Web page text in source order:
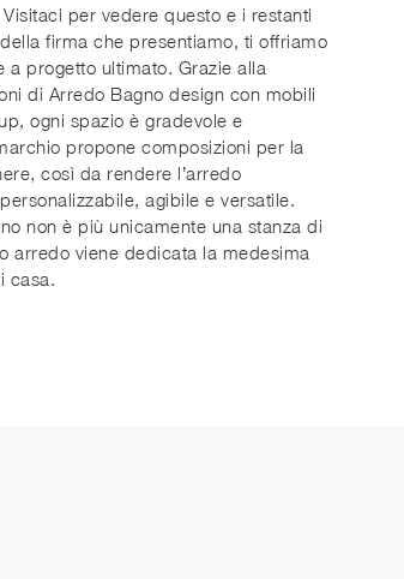
per vedere questo e i restanti
firma che presentiamo, ti offriamo
a progetto ultimato. Grazie alla
di Arredo Bagno design con mobili
ogni spazio è gradevole e
propone composizioni per la
così da rendere l’arredo
agibile e versatile.
non è più unicamente una stanza di
arredo viene dedicata la medesima
casa.